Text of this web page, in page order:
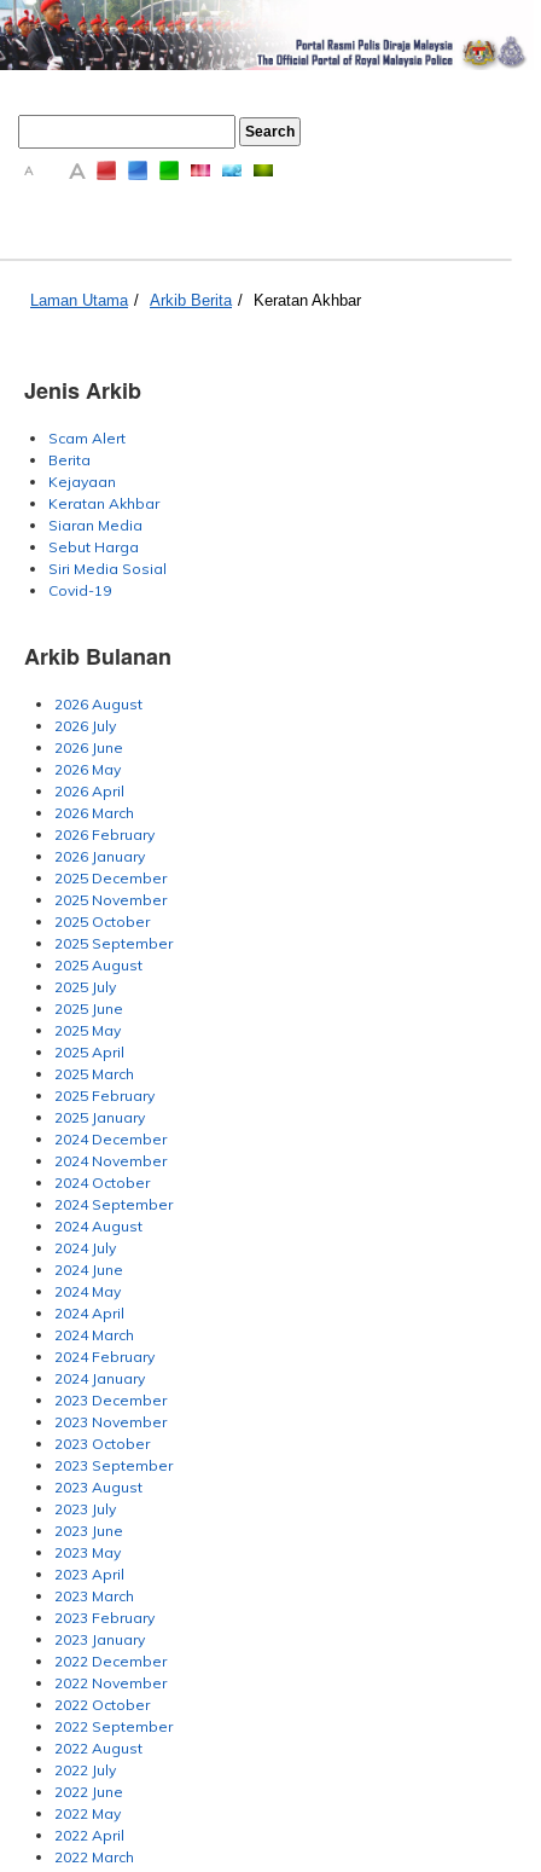
A A
Laman Utama / Arkib Berita / Keratan Akhbar
Jenis Arkib
Scam Alert
Berita
Kejayaan
Keratan Akhbar
Siaran Media
Sebut Harga
Siri Media Sosial
Covid-19
Arkib Bulanan
2026 August
2026 July
2026 June
2026 May
2026 April
2026 March
2026 February
2026 January
2025 December
2025 November
2025 October
2025 September
2025 August
2025 July
2025 June
2025 May
2025 April
2025 March
2025 February
2025 January
2024 December
2024 November
2024 October
2024 September
2024 August
2024 July
2024 June
2024 May
2024 April
2024 March
2024 February
2024 January
2023 December
2023 November
2023 October
2023 September
2023 August
2023 July
2023 June
2023 May
2023 April
2023 March
2023 February
2023 January
2022 December
2022 November
2022 October
2022 September
2022 August
2022 July
2022 June
2022 May
2022 April
2022 March